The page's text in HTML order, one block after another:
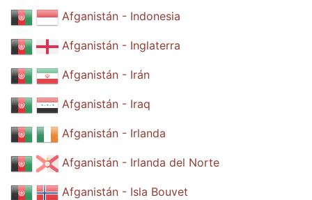
Afganistán - Indonesia
Afganistán - Inglaterra
Afganistán - Irán
Afganistán - Iraq
Afganistán - Irlanda
Afganistán - Irlanda del Norte
Afganistán - Isla Bouvet